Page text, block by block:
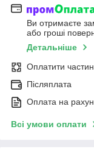
Ви отримаєте
або гроші
Детальніше
Оплатити
Післяплата
Оплата на
Всі умови оплати